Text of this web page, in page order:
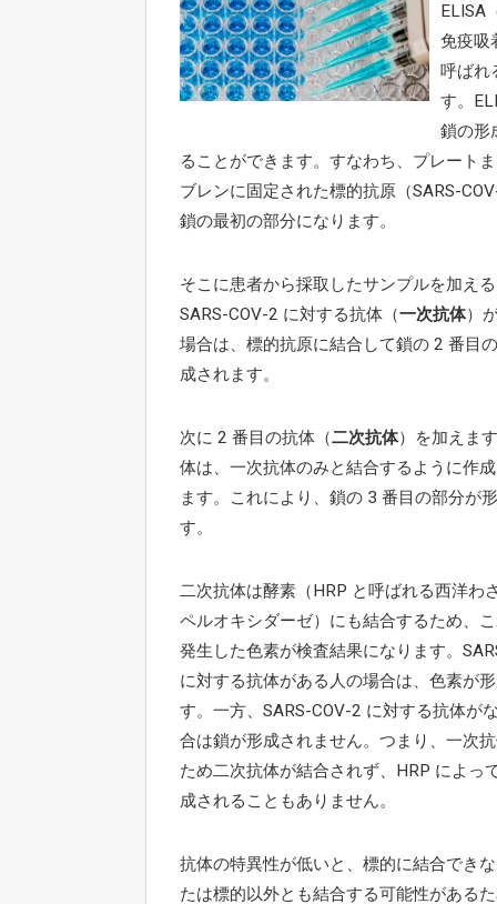
ELISA
免疫吸
呼ばれ
す。
鎖の形
ることができます。すなわち、プレート
ブレンに固定された標的抗原（SARS-
鎖の最初の部分になります。
そこに患者から採取したサンプルを加え
SARS-COV-2 に対する抗体（一次抗体）
場合は、標的抗原に結合して鎖の 2 番目
成されます。
次に 2 番目の抗体（二次抗体）を加えま
体は、一次抗体のみと結合するように作
ます。これにより、鎖の 3 番目の部分が
す。
二次抗体は酵素（HRP と呼ばれる西洋わ
ペルオキシダーゼ）にも結合するため、
発生した色素が検査結果になります。
に対する抗体がある人の場合は、色素が
す。一方、SARS-COV-2 に対する抗体が
合は鎖が形成されません。つまり、一次
ため二次抗体が結合されず、HRP によっ
成されることもありません。
抗体の特異性が低いと、標的に結合でき
たは標的以外とも結合する可能性がある